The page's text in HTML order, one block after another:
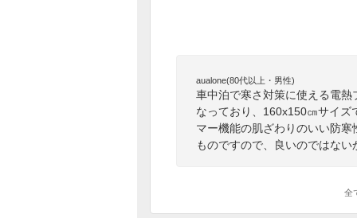
aualone(80代以上・男性)
車中泊で寒さ対策に使える電
なっており、160x150㎝サイ
マー機能の肌ざわりのいい防
ものですので、良いのではない
全